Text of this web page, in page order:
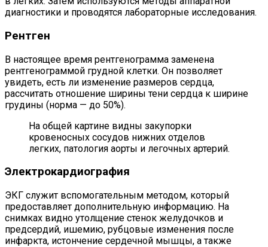
диагностики и проводятся лабораторные исследования.
Рентген
В настоящее время рентгенограмма заменена
рентгенограммой грудной клетки. Он позволяет
увидеть, есть ли изменение размеров сердца,
рассчитать отношение ширины тени сердца к ширине
грудины (норма — до 50%).
На общей картине видны закупорки
кровеносных сосудов нижних отделов
легких, патология аорты и легочных артерий.
Электрокардиография
ЭКГ служит вспомогательным методом, который
предоставляет дополнительную информацию. На
снимках видно утолщение стенок желудочков и
предсердий, ишемию, рубцовые изменения после
инфаркта, истончение сердечной мышцы, а также